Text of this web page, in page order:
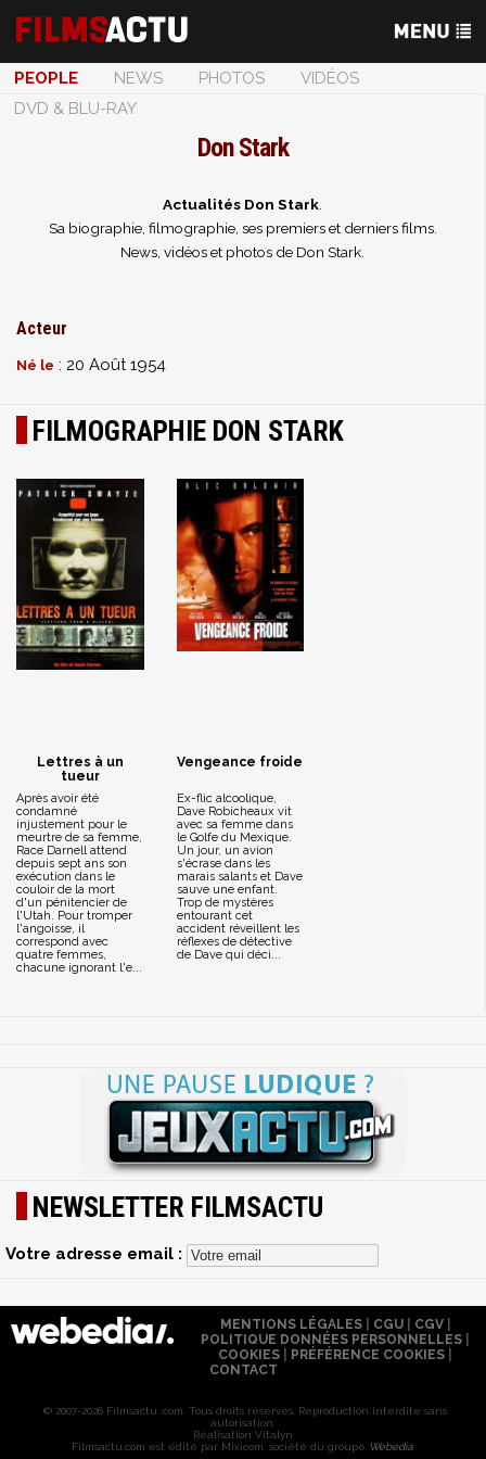
PEOPLE NEWS PHOTOS
VIDÉOS
DVD & BLU-RAY
Don Stark
Actualités Don Stark
Sa biographie, filmographie, ses premiers et derniers films.
News, vidéos et photos de Don Stark.
Acteur
Né le : 20 Août 1954
FILMOGRAPHIE DON STARK
Lettres à un
tueur
Après avoir été
condamné
injustement pour le
meurtre de sa femme,
Race Darnell attend
depuis sept ans son
exécution dans le
couloir de la mort
d'un pénitencier de
l'Utah. Pour tromper
l'angoisse, il
correspond avec
quatre femmes,
chacune ignorant l'e...
Vengeance froide
Ex-flic alcoolique,
Dave Robicheaux vit
avec sa femme dans
le Golfe du Mexique.
Un jour, un avion
s'écrase dans les
marais salants et Dave
sauve une enfant.
Trop de mystères
entourant cet
accident réveillent les
réflexes de détective
de Dave qui déci...
NEWSLETTER FILMSACTU
Votre adresse email :
MENTIONS LÉGALES| CGU| CGV|
POLITIQUE DONNÉES PERSONNELLES
COOKIES
PRÉFÉRENCE COOKIES
CONTACT
© 2007-2026 Filmsactu .com. Tous droits réservés. Reproduction interdite sans
autorisation.
Réalisation Vitalyn
Filmsactu .com est édité par Mixicom, société du groupe Webedia.